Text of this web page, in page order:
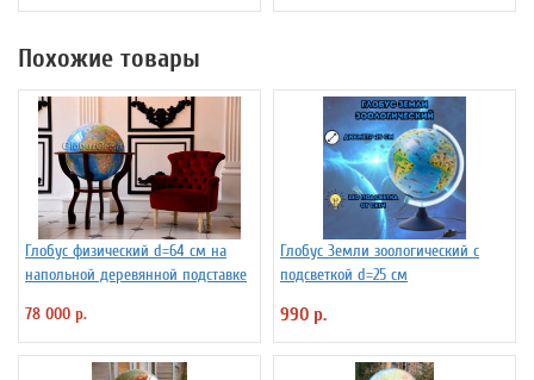
Похожие товары
Глобус физический d=64 см на
напольной деревянной подставке
78 000 р.
Глобус Земли зоологический с
подсветкой d=25 см
990 р.